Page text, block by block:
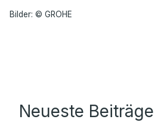
Bilder: © GROHE
Neueste Beiträge